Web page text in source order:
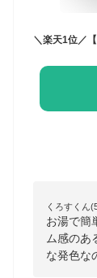
くろすくん
お湯で簡
ム感のあ
な発色な